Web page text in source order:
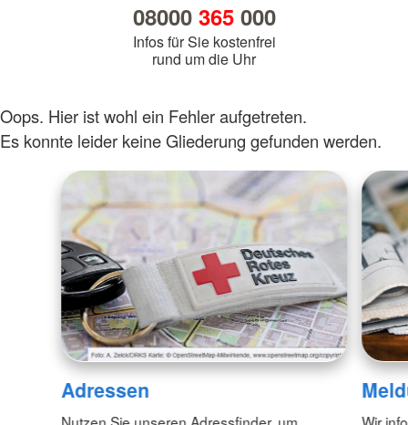
08000 365000
Infos für Sie kostenfrei
rund um die Uhr
Oops. Hier ist wohl ein Fehler aufgetreten.
Es konnte leider keine Gliederung gefunden werden.
Adressen